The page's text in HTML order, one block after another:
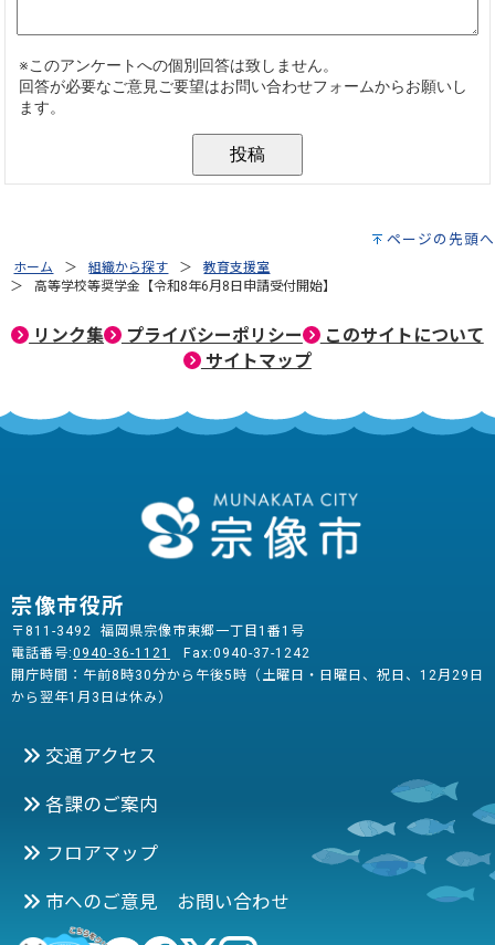
ページの先頭へ
ホーム 組織から探す
教育支援室
高等学校等奨学金【令和8年6月8日申請受付開始】
リンク集 プライバシーポリシー
このサイトについて
サイトマップ
宗像市役所
〒811-3492 福岡県宗像市東郷一丁目1番1号
電話番号:0940-36-1121
Fax:0940-37-1242
開庁時間：午前8時30分から午後5時（土曜日・日曜日、祝日、12月29日
から翌年1月3日は休み）
交通アクセス
各課のご案内
フロアマップ
市へのご意見 お問い合わせ